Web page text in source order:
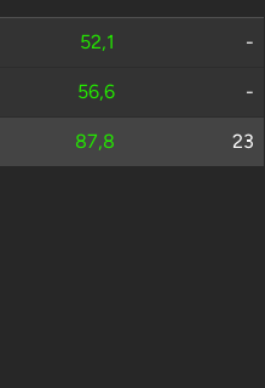
52,1 -
56,6 -
87,8 23